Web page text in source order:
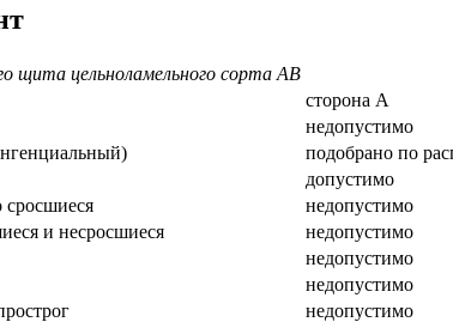
щита цельноламельного сорта AB
сторона А
недопустимо
подобрано по
допустимо
сросшиеся
недопустимо
и несросшиеся
недопустимо
недопустимо
недопустимо
недопустимо